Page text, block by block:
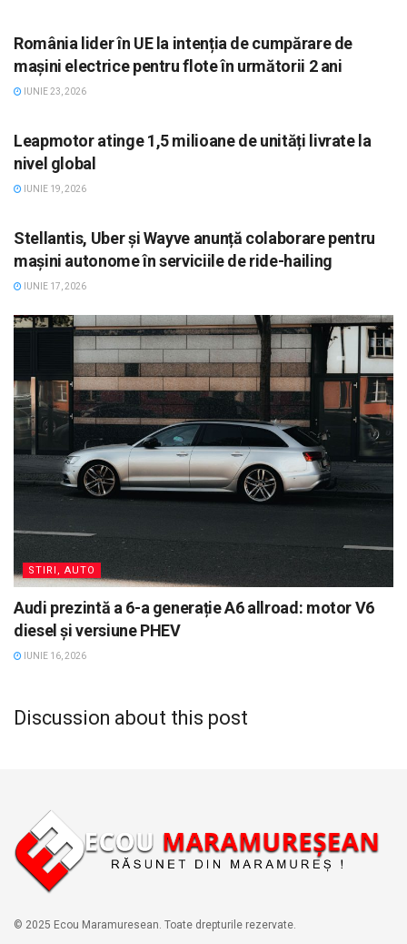
România lider în UE la intenția de cumpărare de
mașini electrice pentru flote în următorii 2 ani
IUNIE 23, 2026
Leapmotor atinge 1,5 milioane de unități livrate la
nivel global
IUNIE 19, 2026
Stellantis, Uber și Wayve anunță colaborare pentru
mașini autonome în serviciile de ride-hailing
IUNIE 17, 2026
STIRI, AUTO
Audi prezintă a 6-a generație A6 allroad: motor V6
diesel și versiune PHEV
IUNIE 16, 2026
Discussion about this post
© 2025 Ecou Maramuresean. Toate drepturile rezervate.